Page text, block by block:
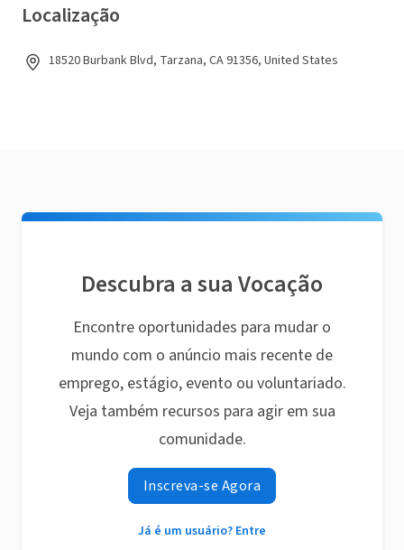
Localização
18520 Burbank Blvd, Tarzana, CA 91356, United States
Descubra a sua Vocação
Encontre oportunidades para mudar o
mundo com o anúncio mais recente de
emprego, estágio, evento ou voluntariado.
Veja também recursos para agir em sua
comunidade.
Inscreva-se Agora
Já é um usuário? Entre